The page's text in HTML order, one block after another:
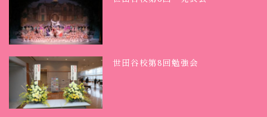
世田谷校第8回勉強会